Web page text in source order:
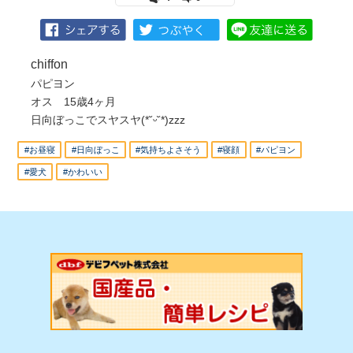
chiffon
パピヨン
オス 15歳4ヶ月
日向ぼっこでスヤスヤ(*˘ᵕ˘*)zzz
#お昼寝 #日向ぼっこ #気持ちよさそう #寝顔 #パピヨン
#愛犬 #かわいい